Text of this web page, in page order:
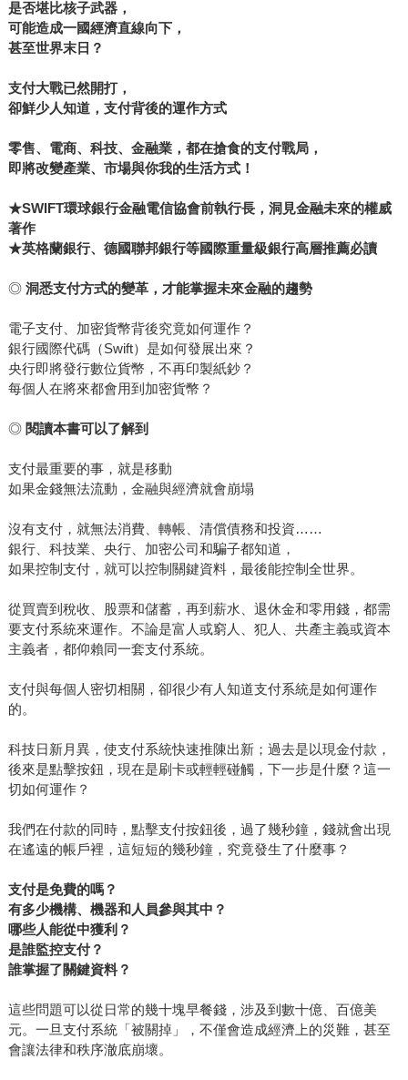
是否堪比核子武器，
可能造成一國經濟直線向下，
甚至世界末日？
支付大戰已然開打，
卻鮮少人知道，支付背後的運作方式
零售、電商、科技、金融業，都在搶食的支付戰局，
即將改變產業、市場與你我的生活方式！
★SWIFT環球銀行金融電信協會前執行長，洞見金融未來的權威
著作
★英格蘭銀行、德國聯邦銀行等國際重量級銀行高層推薦必讀
◎ 洞悉支付方式的變革，才能掌握未來金融的趨勢
電子支付、加密貨幣背後究竟如何運作？
銀行國際代碼（Swift）是如何發展出來？
央行即將發行數位貨幣，不再印製紙鈔？
每個人在將來都會用到加密貨幣？
◎ 閱讀本書可以了解到
支付最重要的事，就是移動
如果金錢無法流動，金融與經濟就會崩塌
沒有支付，就無法消費、轉帳、清償債務和投資……
銀行、科技業、央行、加密公司和騙子都知道，
如果控制支付，就可以控制關鍵資料，最後能控制全世界。
從買賣到稅收、股票和儲蓄，再到薪水、退休金和零用錢，都需
要支付系統來運作。不論是富人或窮人、犯人、共產主義或資本
主義者，都仰賴同一套支付系統。
支付與每個人密切相關，卻很少有人知道支付系統是如何運作
的。
科技日新月異，使支付系統快速推陳出新；過去是以現金付款，
後來是點擊按鈕，現在是刷卡或輕輕碰觸，下一步是什麼？這一
切如何運作？
我們在付款的同時，點擊支付按鈕後，過了幾秒鐘，錢就會出現
在遙遠的帳戶裡，這短短的幾秒鐘，究竟發生了什麼事？
支付是免費的嗎？
有多少機構、機器和人員參與其中？
哪些人能從中獲利？
是誰監控支付？
誰掌握了關鍵資料？
這些問題可以從日常的幾十塊早餐錢，涉及到數十億、百億美
元。一旦支付系統「被關掉」，不僅會造成經濟上的災難，甚至
會讓法律和秩序澈底崩壞。